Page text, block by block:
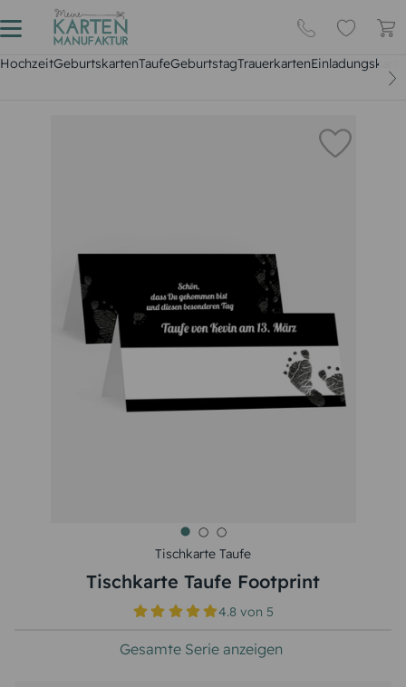
HochzeitGeburtskartenTaufeGeburtstagTrauerkarten
Tischkarte Taufe
Tischkarte Taufe Footprint
4.8 von5
Gesamte Serie anzeigen